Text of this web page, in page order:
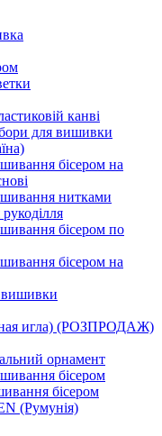
канві
для вишивки
бісером на
нитками
бісером по
бісером на
вишивки
игла) (РОЗПРОДАЖ)
орнамент
бісером
бісером
(Румунія)